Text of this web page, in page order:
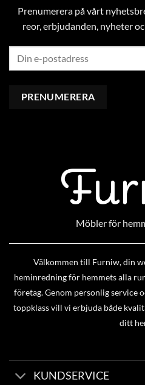
Prenumerera på vårt
reor, erbjudanden, nyheter
Möbler för
Välkommen till Furniw, din
heminredning för hemmets alla
företag. Genom personlig service
toppklass vill vi erbjuda både
ditt
KUNDSERVICE